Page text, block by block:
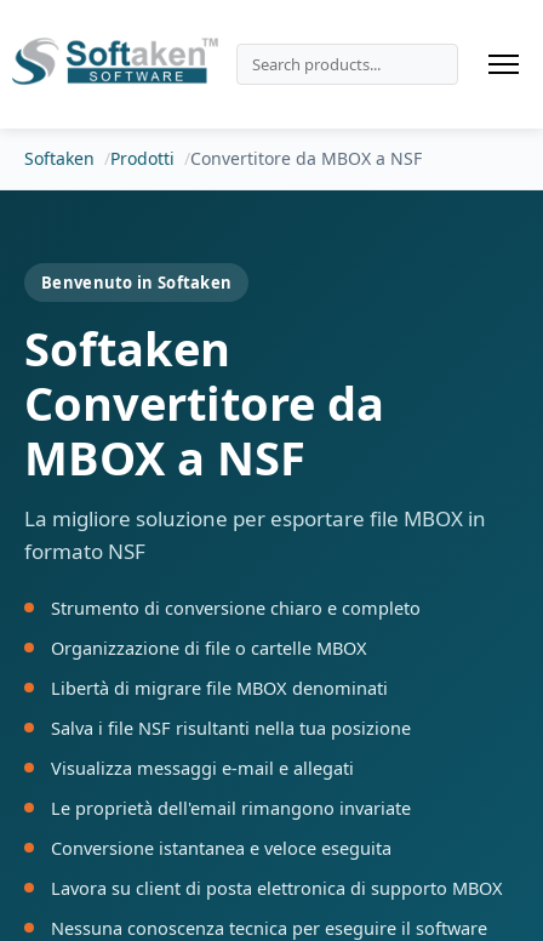
Softaken Prodotti Convertitore da MBOX a NSF
Benvenuto in Softaken
Softaken
Convertitore da
MBOX a NSF
La migliore soluzione per esportare file MBOX in
formato NSF
Strumento di conversione chiaro e completo
Organizzazione di file o cartelle MBOX
Libertà di migrare file MBOX denominati
Salva i file NSF risultanti nella tua posizione
Visualizza messaggi e-mail e allegati
Le proprietà dell'email rimangono invariate
Conversione istantanea e veloce eseguita
Lavora su client di posta elettronica di supporto MBOX
Nessuna conoscenza tecnica per eseguire il software